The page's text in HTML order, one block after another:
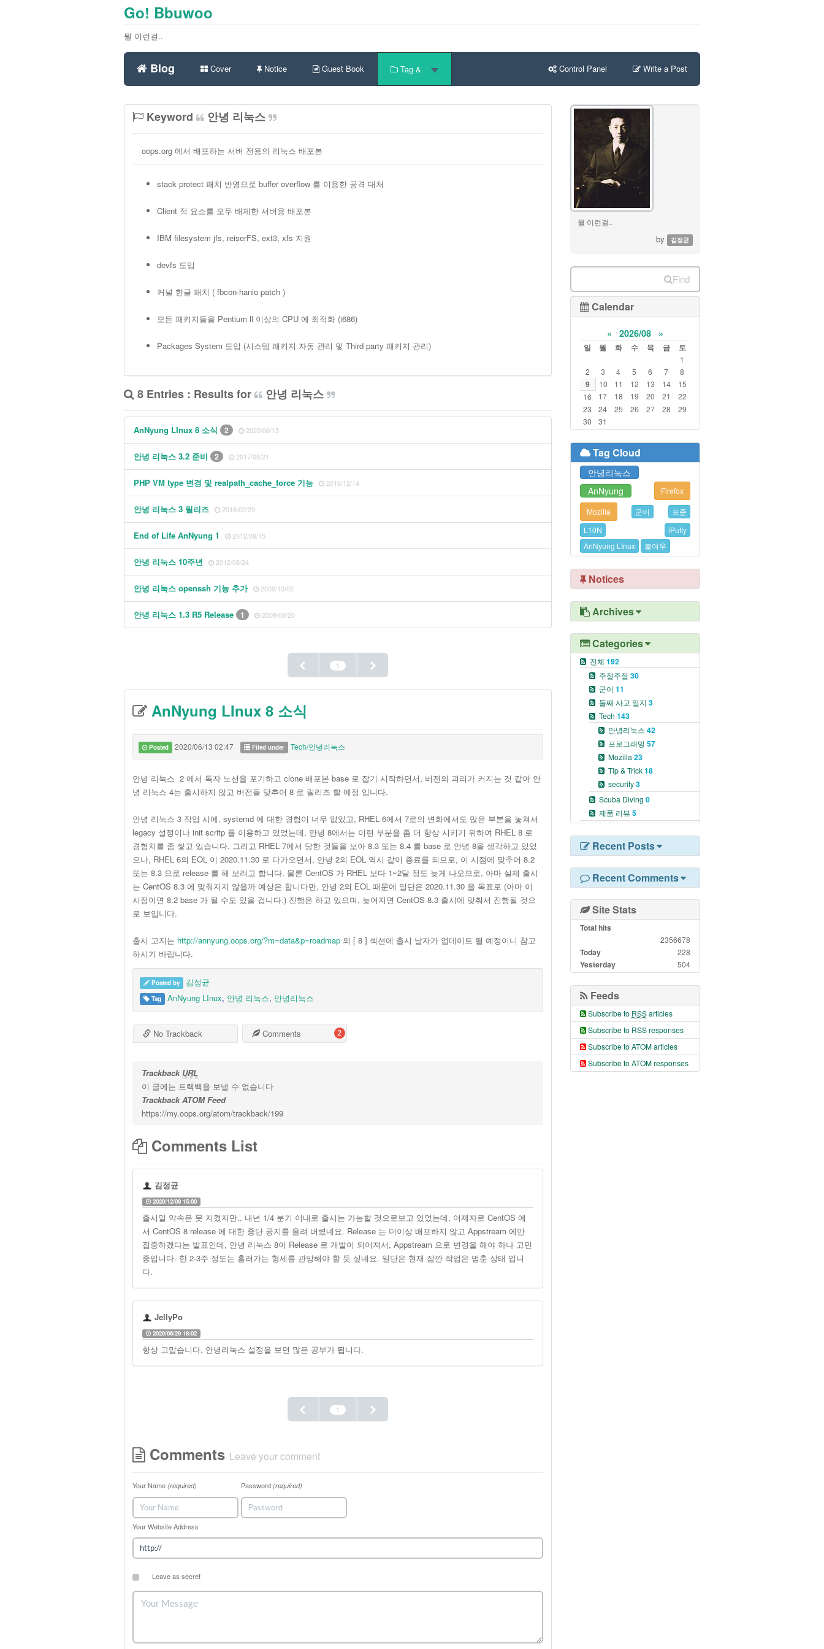
Go! Bbuwoo
뭘 이런걸..
Blog Cover Notice Guest Book Tag & Control Panel Write a Post
Keyword 안녕 리눅스
oops.org 에서 배포하는 서버 전용의 리눅스 배포본
stack protect 패치 반영으로 buffer overflow 를 이용한 공격 대처
Client 적 요소를 모두 배제한 서버용 배포본
IBM filesystem jfs, reiserFS, ext3, xfs 지원
devfs 도입
커널 한글 패치 ( fbcon-hanio patch )
모든 패키지들을 Pentium ll 이상의 CPU 에 최적화 (i686)
Packages System 도입 (시스템 패키지 자동 관리 및 Third party 패키지 관리)
8 Entries : Results for 안녕 리눅스
AnNyung LInux 8 소식 2 2020/06/13
안녕 리눅스 3.2 준비 2 2017/08/21
PHP VM type 변경 및 realpath_cache_force 기능 2016/12/14
안녕 리눅스 3 릴리즈 2016/02/29
End of Life AnNyung 1 2012/09/15
안녕 리눅스 10주년 2012/08/24
안녕 리눅스 openssh 기능 추가 2009/10/02
안녕 리눅스 1.3 R5 Release 1 2009/08/20
1
AnNyung LInux 8 소식
Posted 2020/06/13 02:47 Filed under Tech/안녕리눅스
안녕 리눅스 2 에서 독자 노선을 포기하고 clone 배포본 base 로 잡기 시작하면서, 버전의 괴리가 커지는 것 같아 안
녕 리눅스 4는 출시하지 않고 버전을 맞추어 8 로 릴리즈 할 예정 입니다.
안녕 리눅스 3 작업 시에, systemd 에 대한 경험이 너무 없었고, RHEL 6에서 7로의 변화에서도 많은 부분을 놓쳐서
legacy 설정이나 init scritp 를 이용하고 있었는데, 안녕 8에서는 이런 부분을 좀 더 향상 시키기 위하여 RHEL 8 로
경험치를 좀 쌓고 있습니다. 그리고 RHEL 7에서 당한 것들을 보아 8.3 또는 8.4 를 base 로 안녕 8을 생각하고 있었
으나, RHEL 6의 EOL 이 2020.11.30 로 다가오면서, 안녕 2의 EOL 역시 같이 종료를 되므로, 이 시점에 맞추어 8.2
또는 8.3 으로 release 를 해 보려고 합니다. 물론 CentOS 가 RHEL 보다 1~2달 정도 늦게 나오므로, 아마 실제 출시
는 CentOS 8.3 에 맞춰지지 않을까 예상은 합니다만, 안녕 2의 EOL 때문에 일단은 2020.11.30 을 목표로 (아마 이
시점이면 8.2 base 가 될 수도 있을 겁니다.) 진행은 하고 있으며, 늦어지면 CentOS 8.3 출시에 맞춰서 진행될 것으
로 보입니다.
출시 고지는 http://annyung.oops.org/?m=data&p=roadmap 의 [ 8 ] 섹션에 출시 날자가 업데이트 될 예정이니 참고
하시기 바랍니다.
Posted by 김정균
Tag AnNyung LInux, 안녕 리눅스, 안녕리눅스
No Trackback Comments 2
Trackback URL
이 글에는 트랙백을 보낼 수 없습니다
Trackback ATOM Feed
https://my.oops.org/atom/trackback/199
Comments List
김정균
2020/12/09 15:00
출시일 약속은 못 지켰지만.. 내년 1/4 분기 이내로 출시는 가능할 것으로보고 있었는데, 어제자로 CentOS 에
서 CentOS 8 release 에 대한 중단 공지를 올려 버렸네요. Release 는 더이상 배포하지 않고 Appstream 에만
집중하겠다는 발표인데, 안녕 리눅스 8이 Release 로 개발이 되어져서, Appstream 으로 변경을 해야 하나 고민
중입니다. 한 2-3주 정도는 흘러가는 형세를 관망해야 할 듯 싶네요. 일단은 현재 잠깐 작업은 멈춘 상태 입니
다.
JellyPo
2020/06/29 18:02
항상 고맙습니다. 안녕리눅스 설정을 보면 많은 공부가 됩니다.
1
Comments Leave your comment
Your Name (required) Password (required)
Your Website Address
Leave as secret
뭘 이런걸..
by 김정균
Find
Calendar
« 2026/08 »
일 월 화 수 목 금 토
1
2
3 4 5 6 7 8
9 10 11 12 13 14
15
16
17 18 19 20 21
22
23
24 25 26 27 28
29
30
31
Tag Cloud
안녕리눅스
AnNyung
Firefox
Mozilla
군이
표준
L10N
iPutty
AnNyung LInux
불여우
Notices
Archives
Categories
전체 192
주절주절 30
군이 11
둘째 사고 일지 3
Tech 143
안녕리눅스 42
프로그래밍 57
Mozilla 23
Tip & Trick18
security3
Scuba Diving 0
제품 리뷰 5
Recent Posts
Recent Comments
Site Stats
Total hits
2356678
Today 228
Yesterday 504
Feeds
Subscribe to RSSarticles
Subscribe to RSS responses
Subscribe to ATOM articles
Subscribe to ATOM responses